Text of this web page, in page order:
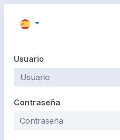
Usuario
Contraseña